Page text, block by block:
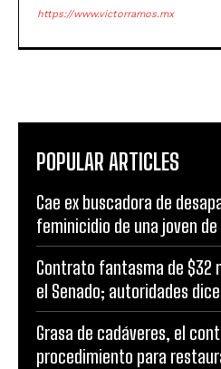
https://www.victorramos.mx
POPULAR ARTICLES
Cae ex buscadora de
feminicidio de una joven de
Contrato fantasma de $32
el Senado; autoridades
Grasa de cadáveres, el
procedimiento para